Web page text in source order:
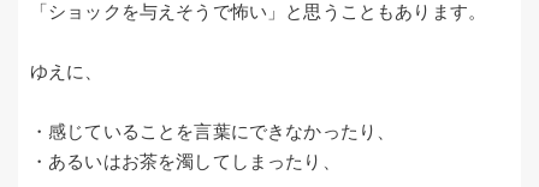
「ショックを与えそうで怖い」と思うこともあります。
ゆえに、
・感じていることを言葉にできなかったり、
・あるいはお茶を濁してしまったり、